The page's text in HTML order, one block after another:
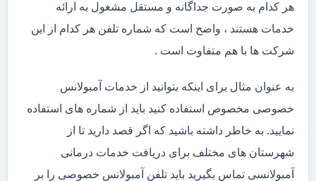
هر کدام به صورت جداگانه و مستقل مشغول به ارائه
خدمات هستند ، واضح است که شماره تلفن هر کدام از این
شرکت ها با هم متفاوت است .
به عنوان مثال برای اینکه بتوانید از خدمات آمبولانس
خصوصی مخصوص استفاده کنید باید از شماره های استفاده
نمایید. به خاطر داشته باشید که اگر قصد دارید تا از
شهرستان های مختلف برای دریافت خدمات درمانی
آمبولانسی تماس بگیرید باید تلفن آمبولانس خصوصی را بر